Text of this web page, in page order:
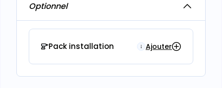
Optionnel
Pack installation Ajouter